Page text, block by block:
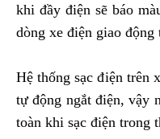
khi đầy điện sẽ báo
dòng xe điện giao động
Hệ thống sạc điện trên
tự động ngắt điện, vậy
toàn khi sạc điện trong